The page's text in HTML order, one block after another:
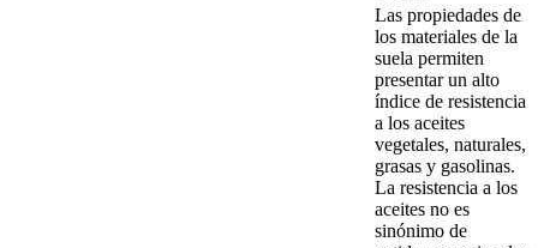
Las propiedades de
los materiales de la
suela permiten
presentar un alto
índice de resistencia
a los aceites
vegetales, naturales,
grasas y gasolinas.
La resistencia a los
aceites no es
sinónimo de